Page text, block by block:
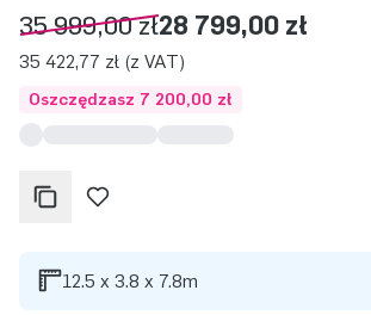
35 999,00 zł28 799,00 zł
35 422,77 zł (z VAT)
Oszczędzasz 7 200,00 zł
12.5 x 3.8 x 7.8m